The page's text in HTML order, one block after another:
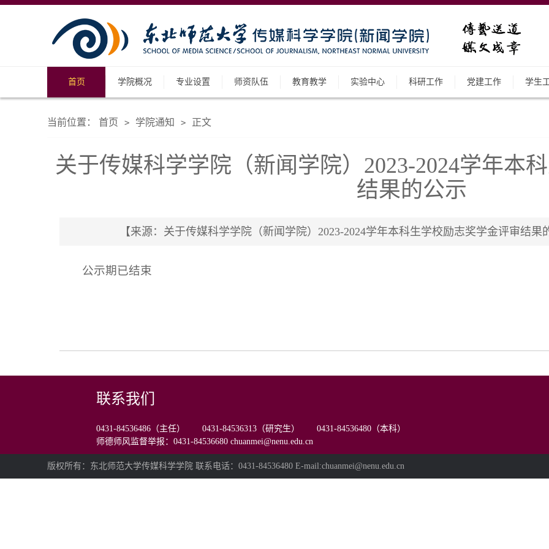
首页 学院概况 专业设置 师资队伍 教育教学 实验中心 科研工作 党建工作 学生
当前位置： 首页 > 学院通知 > 正文
关于传媒科学学院（新闻学院）2023-2024学年本
结果的公示
【来源：关于传媒科学学院（新闻学院）2023-2024学年本科生学校励志奖学金评审结果
公示期已结束
联系我们
0431-84536486（主任） 0431-84536313（研究生） 0431-84536480（本科）
师德师风监督举报：0431-84536680 chuanmei@nenu.edu.cn
版权所有：东北师范大学传媒科学学院 联系电话：0431-84536480 E-mail:chuanmei@nenu.edu.cn